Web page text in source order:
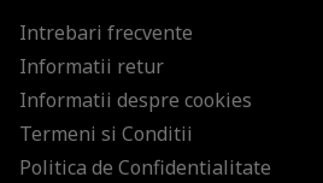
Intrebari frecvente
Informatii retur
Informatii despre cookies
Termeni si Conditii
Politica de Confidentialitate